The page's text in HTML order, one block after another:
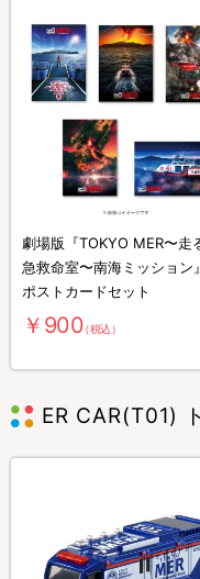
劇場版『TOKYO MER〜走
急救命室〜南海ミッション
ポストカードセット
￥900（税込）
ER CAR(T01)